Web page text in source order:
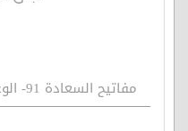
مفاتيح السعادة 91- الوعي التربوي